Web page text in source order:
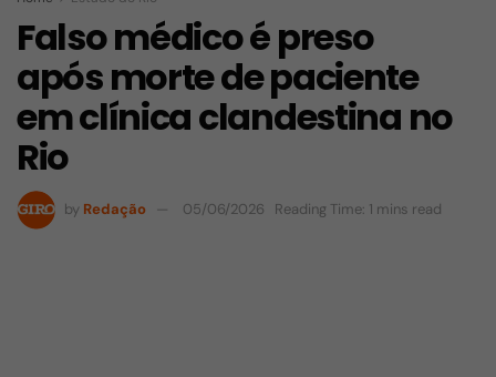
Falso médico é preso
após morte de paciente
em clínica clandestina no
Rio
by Redação 05/06/2026 Reading Time: 1 mins read